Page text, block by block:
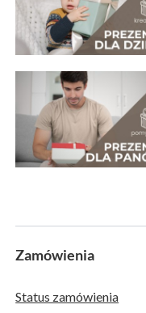
Zamówienia
Status zamówienia